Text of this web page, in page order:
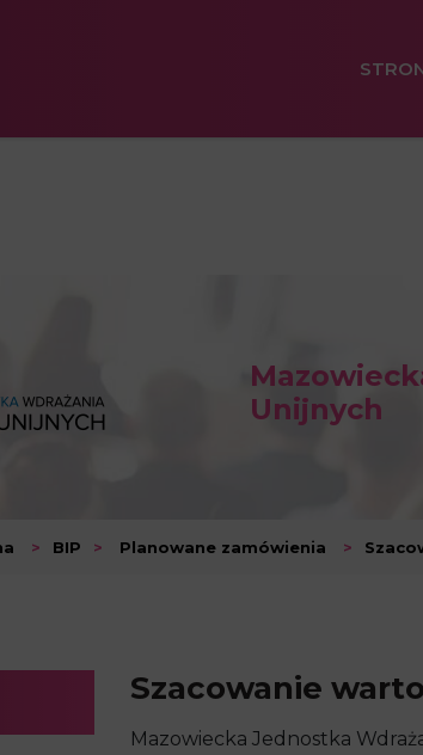
Unijnych
> BIP > Planowane zamówienia >
Szacowanie
Mazowiecka Jednostka